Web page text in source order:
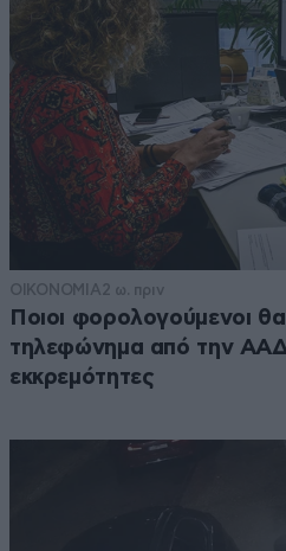
ΟΙΚΟΝΟΜΙΑ 2 ω. πριν
Ποιοι φορολογούμενοι
τηλεφώνημα από την
εκκρεμότητες